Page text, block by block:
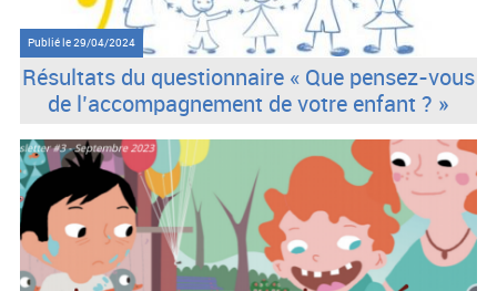
Publié le29/04/2024
Résultats du questionnaire « Que pensez-vous
de l’accompagnement de votre enfant ? »